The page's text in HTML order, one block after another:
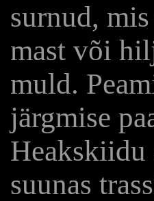
surnud,
mast või
muld.
järgmise
Heakskiidu
suunas